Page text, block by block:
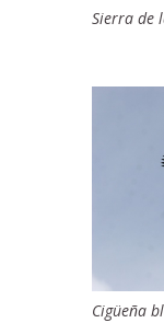
Sierra de
Cigüeña